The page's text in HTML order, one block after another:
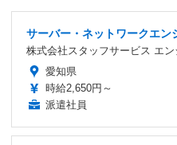
サーバー・ネットワークエン
株式会社スタッフサービス エ
愛知県
時給2,650円～
派遣社員